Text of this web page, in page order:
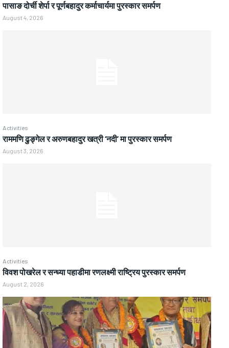
पासाङ दोर्ची शेर्पा र पूर्णबहादुर कर्माचार्यमा पुरस्कार समर्पण
August 4, 2026
Activities
राममणि ढुङ्गेल र अरुणबहादुर खत्री ‘नदी’ मा पुरस्कार समर्पण
August 3, 2026
Activities
विवश पोखरेल र सन्ध्या पहाडीमा रणलक्ष्मी राष्ट्रिय पुरस्कार समर्पण
August 2, 2026